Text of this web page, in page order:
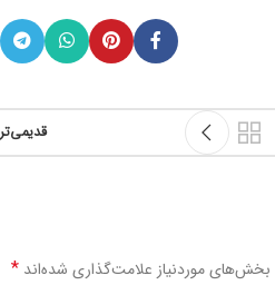
قدیمی‌تر
بخش‌های موردنیاز علامت‌گذاری شده‌اند *